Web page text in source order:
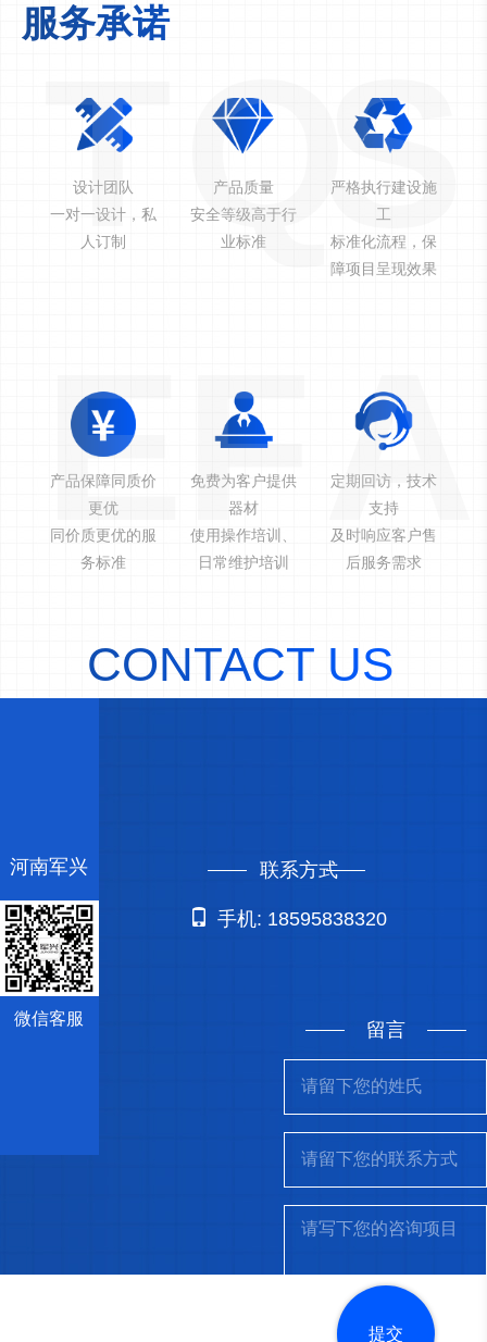
服务承诺
设计团队
一对一设计，私
人订制
T
产品质量
安全等级高于行
业标准
Q严格执行建设施
工
标准化流程，保
障项目呈现效果
S
产品保障同质价
更优
同价质更优的服
务标准
E
免费为客户提供
器材
使用操作培训、
日常维护培训
F
定期回访，技术
支持
及时响应客户售
后服务需求
A
CONTACT US
河南军兴
微信客服
联系方式
手机: 18595838320
留言
提交